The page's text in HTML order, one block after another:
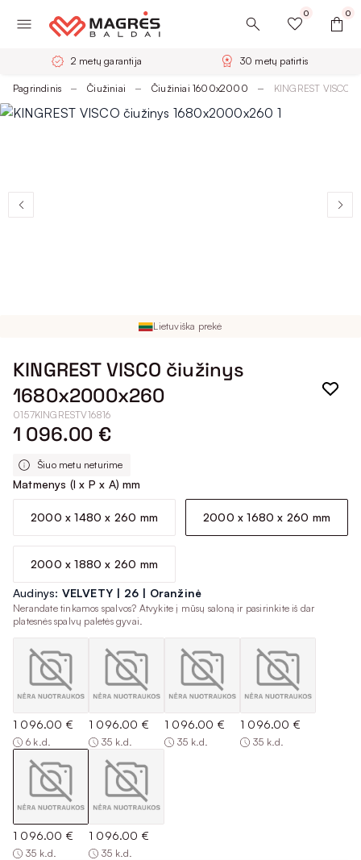
0 0
2 metų garantija 30 metų patirtis
Pagrindinis Čiužiniai Čiužiniai 1600x2000 KINGREST
Lietuviška prekė
KINGREST VISCO čiužinys
1680x2000x260
0157KINGRESTV16816
1 096.00 €
Šiuo metu neturime
Matmenys (I x P x A) mm
2000 x 1480 x 260 mm 2000 x 1680 x 260 mm
2000 x 1880 x 260 mm
Audinys: VELVETY | 26 | Oranžinė
Nerandate tinkamos spalvos? Atvykite į mūsų saloną ir pasirinkite iš dar
platesnės spalvų paletės gyvai.
1 096.00 €
6 k.d.
1 096.00 €
35 k.d.
1 096.00 €
35 k.d.
1 096.00 €
35 k.d.
1 096.00 €
35 k.d.
1 096.00 €
35 k.d.